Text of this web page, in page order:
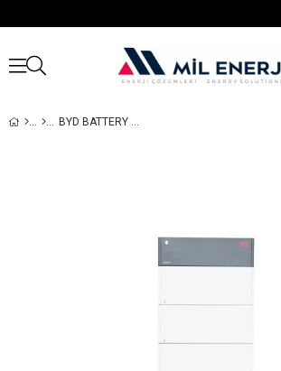
BYD BATTERY BOX PREMIUM HVS 7.7